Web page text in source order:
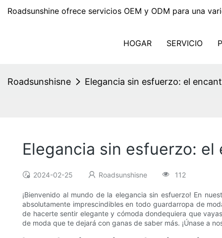
Roadsunshine ofrece servicios OEM y ODM para una
HOGAR SERVICIO
Roadsunshisne Elegancia sin esfuerzo: el
Elegancia sin esfuerzo:
2024-02-25 Roadsunshisne 112
¡Bienvenido al mundo de la elegancia sin esfuerzo! En
absolutamente imprescindibles en todo guardarropa de
de hacerte sentir elegante y cómoda dondequiera que
de moda que te dejará con ganas de saber más. ¡Únase a